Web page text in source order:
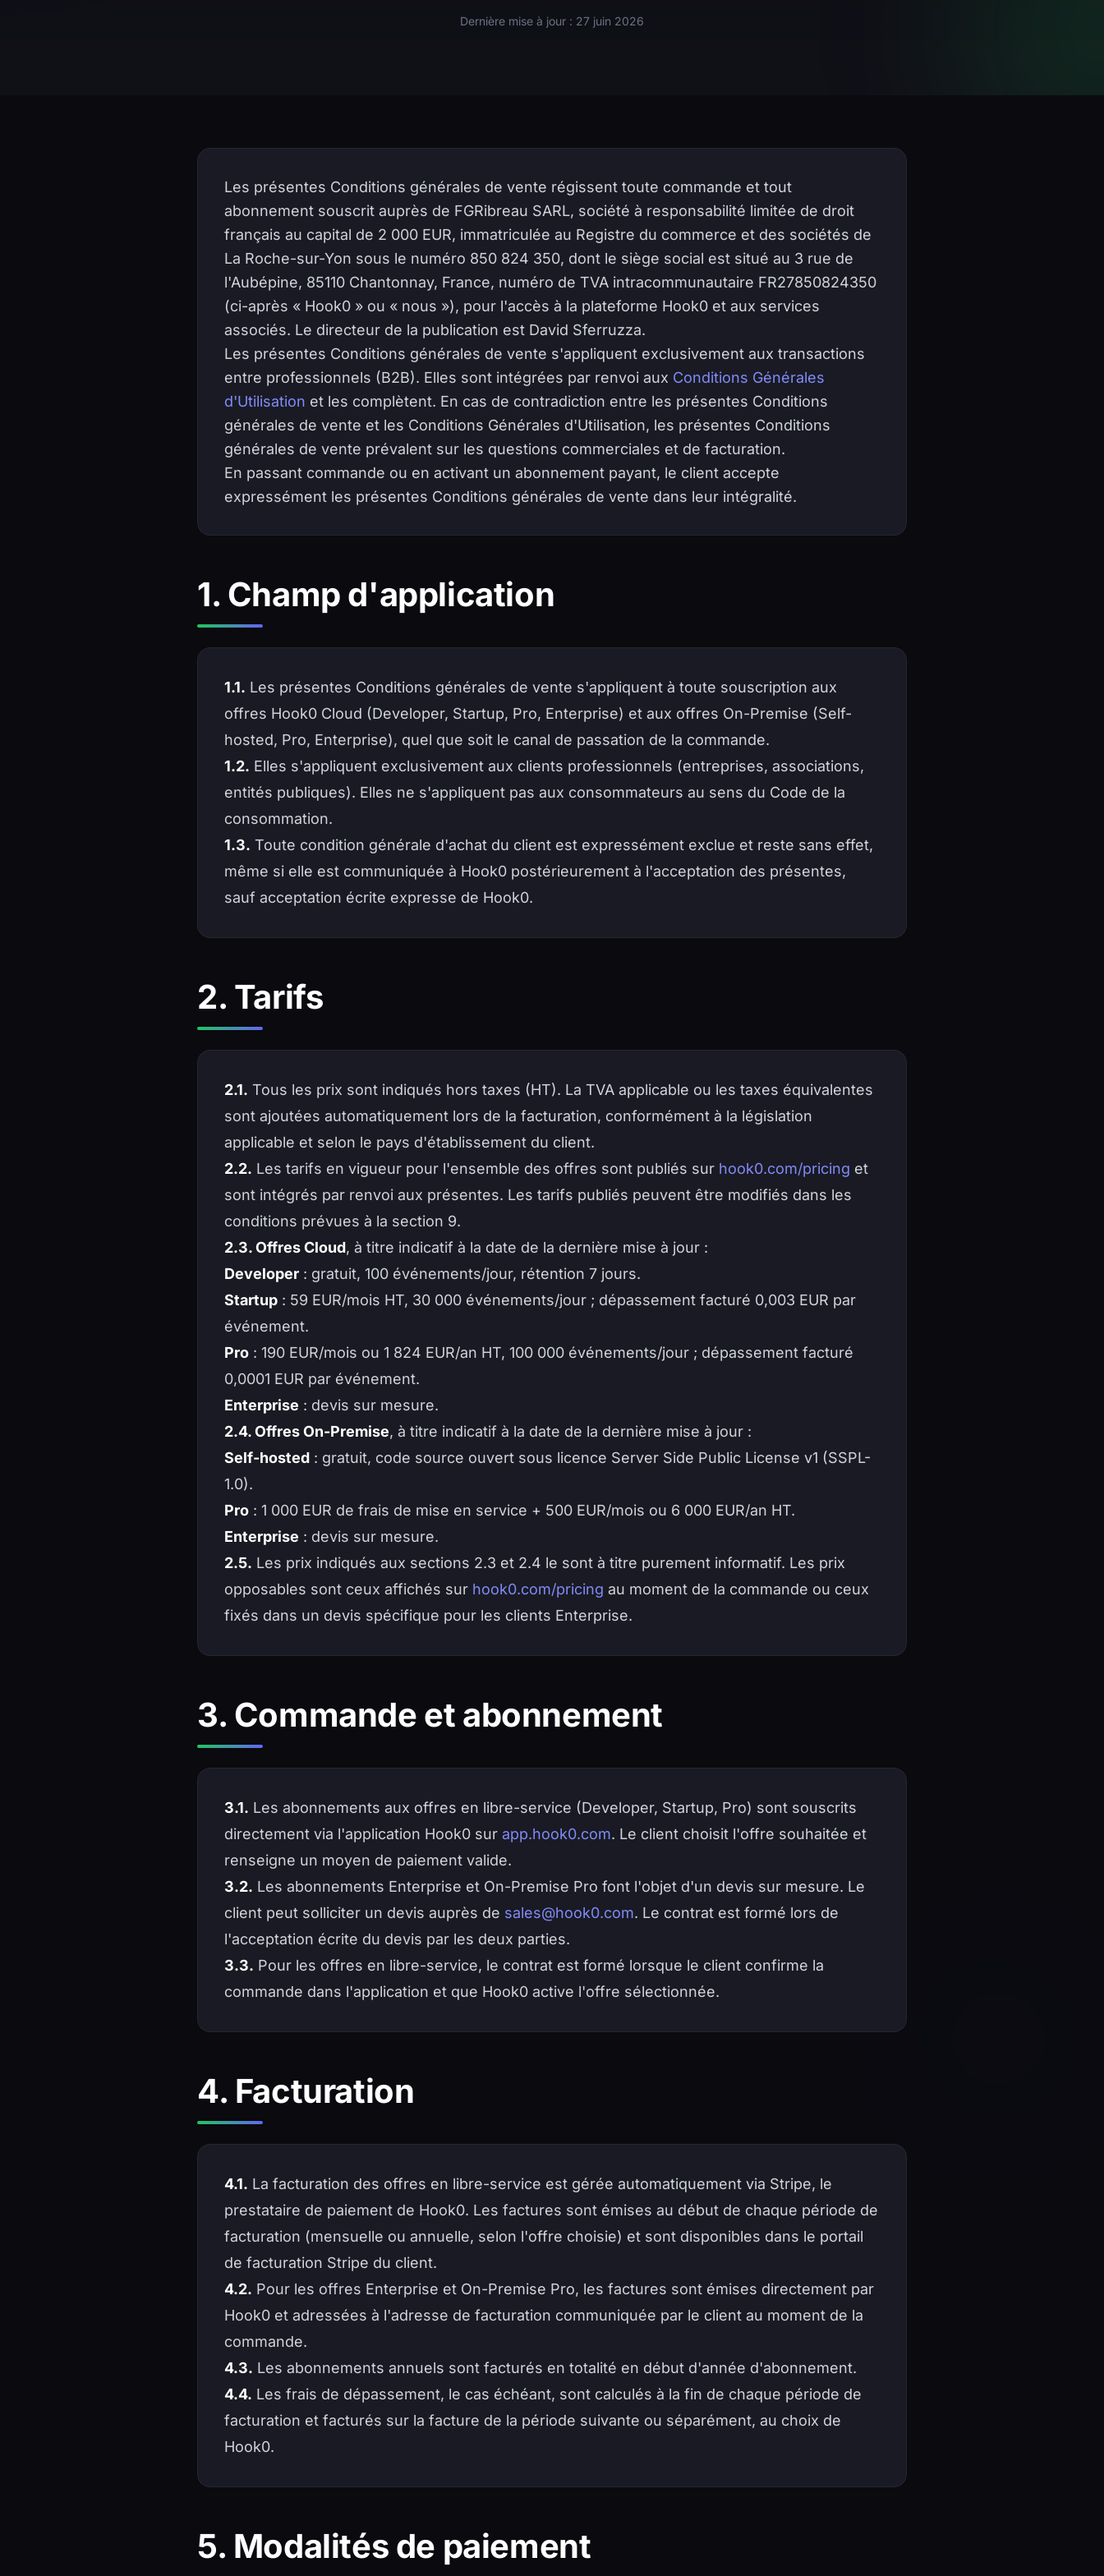
Dernière mise à jour : 27 juin 2026
Les présentes Conditions générales de vente régissent toute commande et tout
abonnement souscrit auprès de FGRibreau SARL, société à responsabilité limitée de droit
français au capital de 2 000 EUR, immatriculée au Registre du commerce et des sociétés de
La Roche-sur-Yon sous le numéro 850 824 350, dont le siège social est situé au 3 rue de
l'Aubépine, 85110 Chantonnay, France, numéro de TVA intracommunautaire FR27850824350
(ci-après « Hook0 » ou « nous »), pour l'accès à la plateforme Hook0 et aux services
associés. Le directeur de la publication est David Sferruzza.
Les présentes Conditions générales de vente s'appliquent exclusivement aux transactions
entre professionnels (B2B). Elles sont intégrées par renvoi aux Conditions Générales
d'Utilisation et les complètent. En cas de contradiction entre les présentes Conditions
générales de vente et les Conditions Générales d'Utilisation, les présentes Conditions
générales de vente prévalent sur les questions commerciales et de facturation.
En passant commande ou en activant un abonnement payant, le client accepte
expressément les présentes Conditions générales de vente dans leur intégralité.
1. Champ d'application
1.1. Les présentes Conditions générales de vente s'appliquent à toute souscription aux
offres Hook0 Cloud (Developer, Startup, Pro, Enterprise) et aux offres On-Premise (Self-
hosted, Pro, Enterprise), quel que soit le canal de passation de la commande.
1.2. Elles s'appliquent exclusivement aux clients professionnels (entreprises, associations,
entités publiques). Elles ne s'appliquent pas aux consommateurs au sens du Code de la
consommation.
1.3. Toute condition générale d'achat du client est expressément exclue et reste sans effet,
même si elle est communiquée à Hook0 postérieurement à l'acceptation des présentes,
sauf acceptation écrite expresse de Hook0.
2. Tarifs
2.1. Tous les prix sont indiqués hors taxes (HT). La TVA applicable ou les taxes équivalentes
sont ajoutées automatiquement lors de la facturation, conformément à la législation
applicable et selon le pays d'établissement du client.
2.2. Les tarifs en vigueur pour l'ensemble des offres sont publiés sur hook0.com/pricing et
sont intégrés par renvoi aux présentes. Les tarifs publiés peuvent être modifiés dans les
conditions prévues à la section 9.
2.3. Offres Cloud, à titre indicatif à la date de la dernière mise à jour :
Developer : gratuit, 100 événements/jour, rétention 7 jours.
Startup : 59 EUR/mois HT, 30 000 événements/jour ; dépassement facturé 0,003 EUR par
événement.
Pro : 190 EUR/mois ou 1 824 EUR/an HT, 100 000 événements/jour ; dépassement facturé
0,0001 EUR par événement.
Enterprise : devis sur mesure.
2.4. Offres On-Premise, à titre indicatif à la date de la dernière mise à jour :
Self-hosted : gratuit, code source ouvert sous licence Server Side Public License v1 (SSPL-
1.0).
Pro : 1 000 EUR de frais de mise en service + 500 EUR/mois ou 6 000 EUR/an HT.
Enterprise : devis sur mesure.
2.5. Les prix indiqués aux sections 2.3 et 2.4 le sont à titre purement informatif. Les prix
opposables sont ceux affichés sur hook0.com/pricing au moment de la commande ou ceux
fixés dans un devis spécifique pour les clients Enterprise.
3. Commande et abonnement
3.1. Les abonnements aux offres en libre-service (Developer, Startup, Pro) sont souscrits
directement via l'application Hook0 sur app.hook0.com. Le client choisit l'offre souhaitée et
renseigne un moyen de paiement valide.
3.2. Les abonnements Enterprise et On-Premise Pro font l'objet d'un devis sur mesure. Le
client peut solliciter un devis auprès de sales@hook0.com. Le contrat est formé lors de
l'acceptation écrite du devis par les deux parties.
3.3. Pour les offres en libre-service, le contrat est formé lorsque le client confirme la
commande dans l'application et que Hook0 active l'offre sélectionnée.
4. Facturation
4.1. La facturation des offres en libre-service est gérée automatiquement via Stripe, le
prestataire de paiement de Hook0. Les factures sont émises au début de chaque période de
facturation (mensuelle ou annuelle, selon l'offre choisie) et sont disponibles dans le portail
de facturation Stripe du client.
4.2. Pour les offres Enterprise et On-Premise Pro, les factures sont émises directement par
Hook0 et adressées à l'adresse de facturation communiquée par le client au moment de la
commande.
4.3. Les abonnements annuels sont facturés en totalité en début d'année d'abonnement.
4.4. Les frais de dépassement, le cas échéant, sont calculés à la fin de chaque période de
facturation et facturés sur la facture de la période suivante ou séparément, au choix de
Hook0.
5. Modalités de paiement